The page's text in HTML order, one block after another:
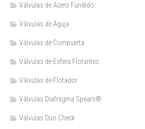
Válvulas de Acero Fundido
Válvulas de Aguja
Válvulas de Compuerta
Válvulas de Esfera Flotantes
Válvulas de Flotador
Válvulas Diafragma Spears®️
Válvulas Duo Check